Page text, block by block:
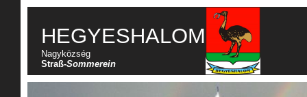
HEGYESHALOM
Nagyközség
Straß-Sommerein